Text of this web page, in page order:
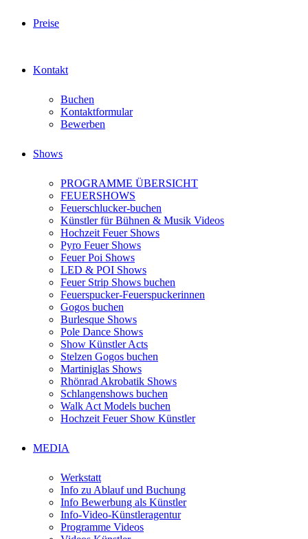
Preise
Kontakt
Buchen
Kontaktformular
Bewerben
Shows
PROGRAMME ÜBERSICHT
FEUERSHOWS
Feuerschlucker-buchen
Künstler für Bühnen & Musik Videos
Hochzeit Feuer Shows
Pyro Feuer Shows
Feuer Poi Shows
LED & POI Shows
Feuer Strip Shows buchen
Feuerspucker-Feuerspuckerinnen
Gogos buchen
Burlesque Shows
Pole Dance Shows
Show Künstler Acts
Stelzen Gogos buchen
Martiniglas Shows
Rhönrad Akrobatik Shows
Schlangenshows buchen
Walk Act Models buchen
Hochzeit Feuer Show Künstler
MEDIA
Werkstatt
Info zu Ablauf und Buchung
Info Bewerbung als Künstler
Info-Video-Künstleragentur
Programme Videos